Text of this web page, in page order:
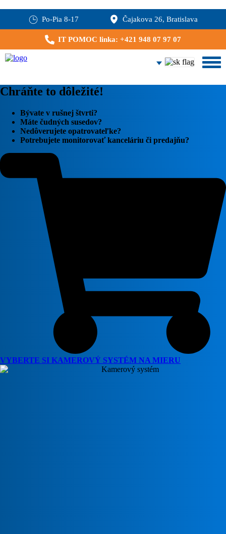
Čajakova 26, Bratislava
Po-Pia 8-17
IT POMOC linka: +421 948 07 97 07
Chráňte to dôležité!
Bývate v rušnej štvrti?
Máte čudných susedov?
Nedôverujete opatrovateľke?
Potrebujete monitorovať kanceláriu či predajňu?
VYBERTE SI KAMEROVÝ SYSTÉM NA MIERU